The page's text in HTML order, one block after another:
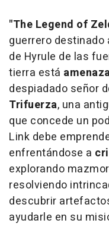
"The Legend of
guerrero destinado
de Hyrule de las
tierra está
despiadado señor
Trifuerza, una
que concede un
Link debe
enfrentándose a
explorando
resolviendo
descubrir
ayudarle en su